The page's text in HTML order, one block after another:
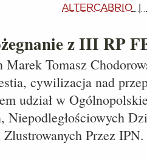
ALTERCABRIO |
z III RP
Marek Tomasz
cywilizacja nad
udział w
Niepodległościowych
Przez